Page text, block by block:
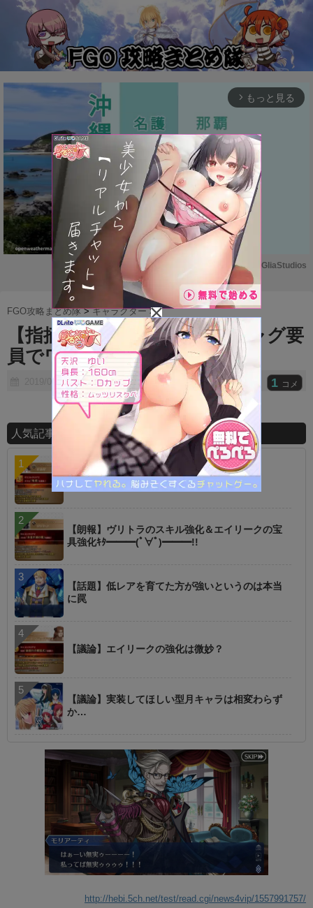
arrow_forward_ios もっと見る
u
t
e
Powered by GliaStudios
FGO攻略まとめ隊 >キャラクター >
【指摘】この鯖、すっかりギャグ要
員でワロタｗｗｗｗｗｗ
2019/05/17 1 コメ
人気記事ランキング
【指摘】卑弥呼の強化はぶっ壊れじゃない？
【朗報】ヴリトラのスキル強化＆エイリークの宝
具強化ｷﾀ━━━(ﾟ∀ﾟ)━━━!!
【話題】低レアを育てた方が強いというのは本当
に罠
【議論】エイリークの強化は微妙？
【議論】実装してほしい型月キャラは相変わらず
か…
http://hebi.5ch.net/test/read.cgi/news4vip/1557991757/